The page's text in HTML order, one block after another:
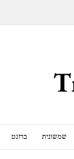
שמשונית ברזנט